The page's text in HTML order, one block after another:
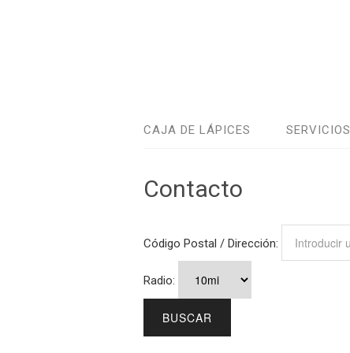
CAJA DE LÁPICES SERVICIOS
Contacto
Código Postal / Dirección:
Radio: